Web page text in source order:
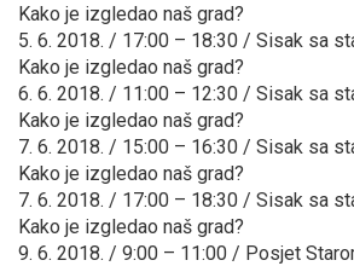
Kako je izgledao naš grad?
5. 6. 2018. / 17:00 – 18:30 / Sisak sa
Kako je izgledao naš grad?
6. 6. 2018. / 11:00 – 12:30 / Sisak sa
Kako je izgledao naš grad?
7. 6. 2018. / 15:00 – 16:30 / Sisak sa
Kako je izgledao naš grad?
7. 6. 2018. / 17:00 – 18:30 / Sisak sa
Kako je izgledao naš grad?
9. 6. 2018. / 9:00 – 11:00 / Posjet